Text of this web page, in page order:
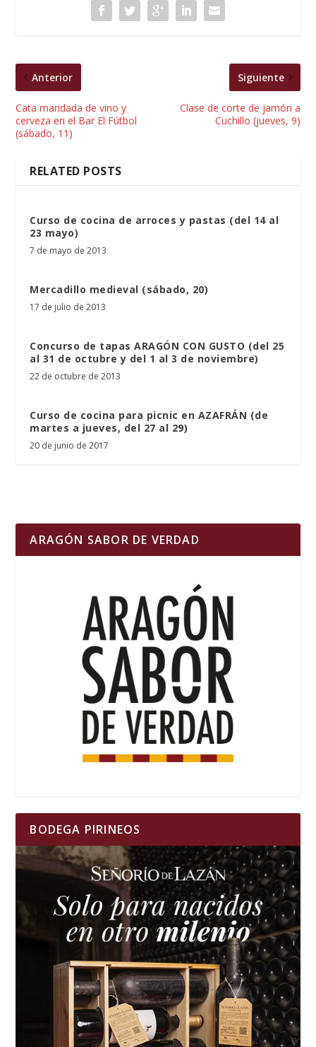
Anterior
Cata maridada de vino y
cerveza en el Bar El Fútbol
(sábado, 11)
Siguiente
Clase de corte de jamón a
Cuchillo (jueves, 9)
RELATED POSTS
Curso de cocina de arroces y pastas (del 14 al
23 mayo)
7 de mayo de 2013
Mercadillo medieval (sábado, 20)
17 de julio de 2013
Concurso de tapas ARAGÓN CON GUSTO (del 25
al 31 de octubre y del 1 al 3 de noviembre)
22 de octubre de 2013
Curso de cocina para picnic en AZAFRÁN (de
martes a jueves, del 27 al 29)
20 de junio de 2017
ARAGÓN SABOR DE VERDAD
BODEGA PIRINEOS